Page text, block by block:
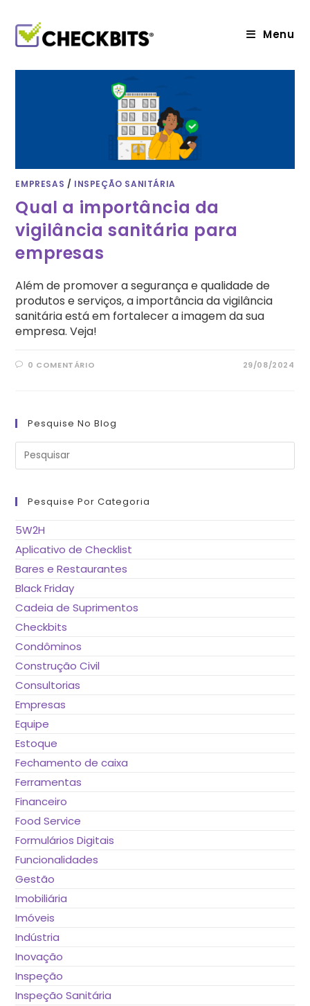
conteúdo
Menu
EMPRESAS / INSPEÇÃO SANITÁRIA
Qual a importância da
vigilância sanitária para
empresas
Além de promover a segurança e qualidade de
produtos e serviços, a importância da vigilância
sanitária está em fortalecer a imagem da sua
empresa. Veja!
0 COMENTÁRIO 29/08/2024
Pesquise No Blog
Pesquise Por Categoria
5W2H
Aplicativo de Checklist
Bares e Restaurantes
Black Friday
Cadeia de Suprimentos
Checkbits
Condôminos
Construção Civil
Consultorias
Empresas
Equipe
Estoque
Fechamento de caixa
Ferramentas
Financeiro
Food Service
Formulários Digitais
Funcionalidades
Gestão
Imobiliária
Imóveis
Indústria
Inovação
Inspeção
Inspeção Sanitária